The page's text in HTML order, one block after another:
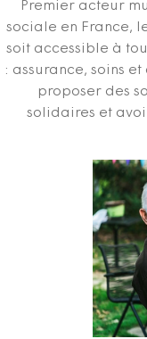
Premier acteur
sociale en France,
soit accessible à
: assurance, soins
proposer des
solidaires et